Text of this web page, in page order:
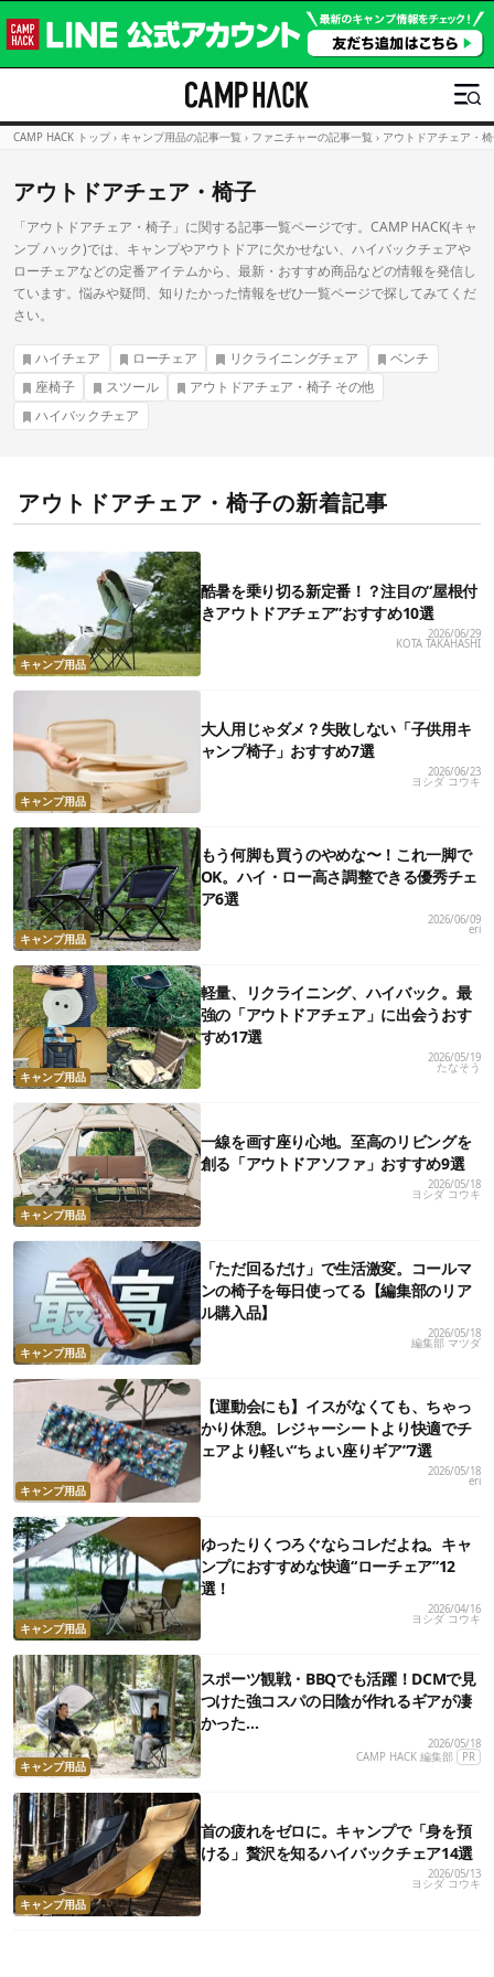
CAMP HACK トップ › キャンプ用品の記事一覧 › ファニチャーの記事一覧 › アウトドアチェア・
アウトドアチェア・椅子
「アウトドアチェア・椅子」に関する記事一覧ページです。CAMP HACK(キャ
ンプ ハック)では、キャンプやアウトドアに欠かせない、ハイバックチェアや
ローチェアなどの定番アイテムから、最新・おすすめ商品などの情報を発信し
ています。悩みや疑問、知りたかった情報をぜひ一覧ページで探してみてくだ
さい。
ハイチェア ローチェア リクライニングチェア
ベンチ
座椅子
スツール
アウトドアチェア・椅子 その他
ハイバックチェア
アウトドアチェア・椅子の新着記事
キャンプ用品
酷暑を乗り切る新定番！？注目の“屋根付
きアウトドアチェア”おすすめ10選
2026/06/29
KOTA TAKAHASHI
キャンプ用品
大人用じゃダメ？失敗しない「子供用キ
ャンプ椅子」おすすめ7選
2026/06/23
ヨシダ コウキ
キャンプ用品
もう何脚も買うのやめな〜！これ一脚で
OK。ハイ・ロー高さ調整できる優秀チェ
ア6選
2026/06/09
eri
キャンプ用品
軽量、リクライニング、ハイバック。最
強の「アウトドアチェア」に出会うおす
すめ17選
2026/05/19
たなそう
キャンプ用品
一線を画す座り心地。至高のリビングを
創る「アウトドアソファ」おすすめ9選
2026/05/18
ヨシダ コウキ
キャンプ用品
「ただ回るだけ」で生活激変。コールマ
ンの椅子を毎日使ってる【編集部のリア
ル購入品】
2026/05/18
編集部 マツダ
キャンプ用品
【運動会にも】イスがなくても、ちゃっ
かり休憩。レジャーシートより快適でチ
ェアより軽い“ちょい座りギア”7選
2026/05/18
eri
キャンプ用品
ゆったりくつろぐならコレだよね。キャ
ンプにおすすめな快適“ローチェア”12
選！
2026/04/16
ヨシダ コウキ
キャンプ用品
スポーツ観戦・BBQでも活躍！DCMで見
つけた強コスパの日陰が作れるギアが凄
かった…
2026/05/18
CAMP HACK 編集部
PR
キャンプ用品
首の疲れをゼロに。キャンプで「身を預
ける」贅沢を知るハイバックチェア14選
2026/05/13
ヨシダ コウキ